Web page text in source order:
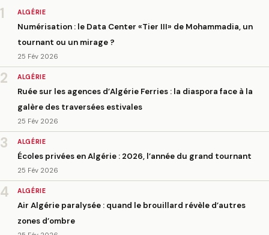
1 ALGÉRIE
Numérisation : le Data Center «Tier III» de Mohammadia, un
tournant ou un mirage ?
25 Fév 2026
2 ALGÉRIE
Ruée sur les agences d’Algérie Ferries : la diaspora face à la
galère des traversées estivales
25 Fév 2026
3 ALGÉRIE
Écoles privées en Algérie : 2026, l’année du grand tournant
25 Fév 2026
4 ALGÉRIE
Air Algérie paralysée : quand le brouillard révèle d’autres
zones d’ombre